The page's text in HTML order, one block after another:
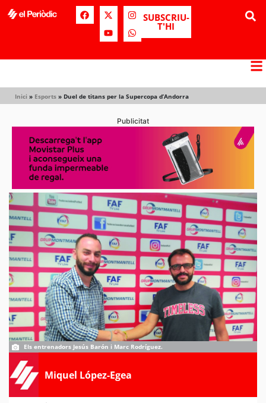
SUBSCRIU-
T'HI
Inici » Esports » Duel de titans per la Supercopa d’Andorra
Publicitat
Els entrenadors Jesús Barón i Marc Rodríguez.
Miquel López-Egea